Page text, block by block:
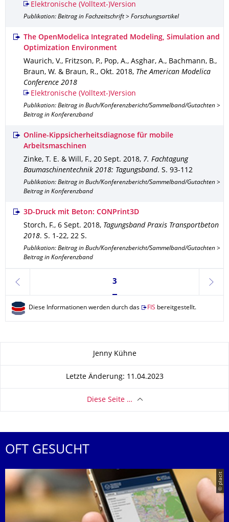
Elektronische (Volltext-)Version
Publikation: Beitrag in Fachzeitschrift > Forschungsartikel
The OpenModelica Integrated Modeling, Simulation and
Optimization Environment
Waurich, V., Fritzson, P., Pop, A., Asghar, A., Bachmann, B.,
Braun, W. & Braun, R., Okt. 2018, The American Modelica
Conference 2018
Elektronische (Volltext-)Version
Publikation: Beitrag in Buch/Konferenzbericht/Sammelband/Gutachten >
Beitrag in Konferenzband
Online-Kippsicherheitsdiagnose für mobile
Arbeitsmaschinen
Zinke, T. E. & Will, F., 20 Sept. 2018, 7. Fachtagung
Baumaschinentechnik 2018: Tagungsband. S. 93-112
Publikation: Beitrag in Buch/Konferenzbericht/Sammelband/Gutachten >
Beitrag in Konferenzband
3D-Druck mit Beton: CONPrint3D
Storch, F., 6 Sept. 2018, Tagungsband Praxis Transportbeton
2018. S. 1-22, 22 S.
Publikation: Beitrag in Buch/Konferenzbericht/Sammelband/Gutachten >
Beitrag in Konferenzband
zurück
Seite 3, aktuell ausgewählt
3
weiter
Diese Informationen werden durch das FIS bereitgestellt.
Jenny Kühne
Letzte Änderung: 11.04.2023
Diese Seite …
OFT GESUCHT
© placit